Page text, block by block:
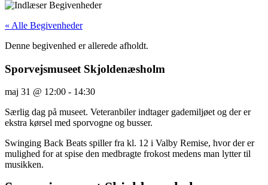
« Alle Begivenheder
Denne begivenhed er allerede afholdt.
Sporvejsmuseet Skjoldenæsholm
maj 31 @ 12:00 - 14:30
Særlig dag på museet. Veteranbiler indtager gademiljøet og der er
ekstra kørsel med sporvogne og busser.
Swinging Back Beats spiller fra kl. 12 i Valby Remise, hvor der er
mulighed for at spise den medbragte frokost medens man lytter til
musikken.